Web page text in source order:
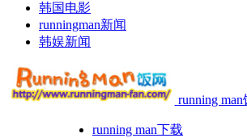
韩国电影
runningman新闻
韩娱新闻
running man
running man下载